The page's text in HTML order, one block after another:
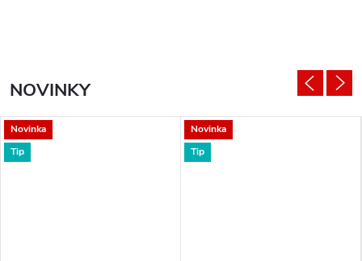
NOVINKY
Novinka
Tip
Novinka
Tip